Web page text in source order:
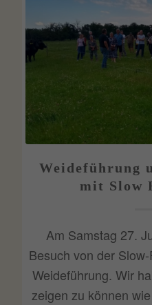
Weideführung
mit Slow
Am Samstag 27.
Besuch von der
Weideführung. Wir
zeigen zu können